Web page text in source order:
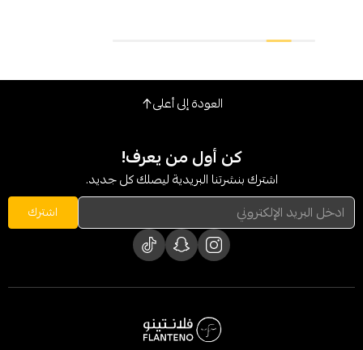
كن أول من يعرف!
بنشرتنا البريدية ليصلك كل جديد.